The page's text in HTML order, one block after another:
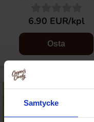
Samtycke
6.90 EUR/kpl
Osta